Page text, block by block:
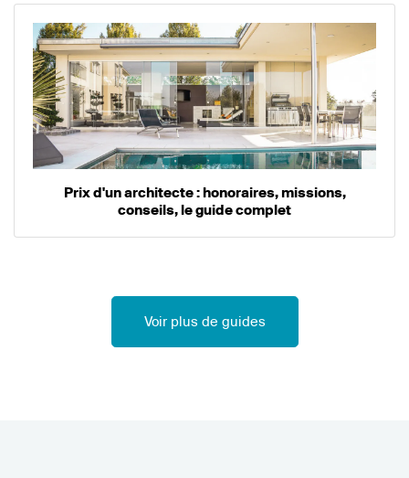
Prix d'un architecte : honoraires, missions,
conseils, le guide complet
Voir plus de guides